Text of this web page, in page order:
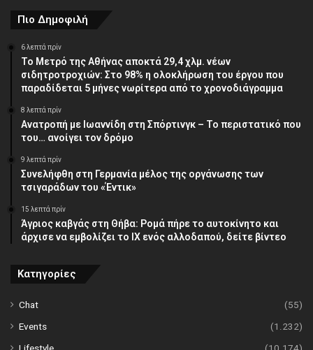
Πιο Δημοφιλή
6 λεπτά πρίν
Το Μετρό της Αθήνας αποκτά 29,4 χλμ. νέων
σιδητροτροχιών: Στο 98% η ολοκλήρωση του έργου που
παραδίδεται 5 μήνες νωρίτερα από το χρονοδιάγραμμα
8 λεπτά πρίν
Ανατροπή με Ιωαννίδη στη Σπόρτινγκ – Το περιστατικό που
του… ανοίγει τον δρόμο
9 λεπτά πρίν
Συνελήφθη στη Γερμανία μέλος της οργάνωσης των
τσιγαράδων του «Έντικ»
15 λεπτά πρίν
Άγριος καβγάς στη Θήβα: Ρομά πήρε το αυτοκίνητο και
άρχισε να εμβολίζει το ΙΧ ενός αλλοδαπού, δείτε βίντεο
Κατηγορίες
Chat
(55)
Events
(1.232)